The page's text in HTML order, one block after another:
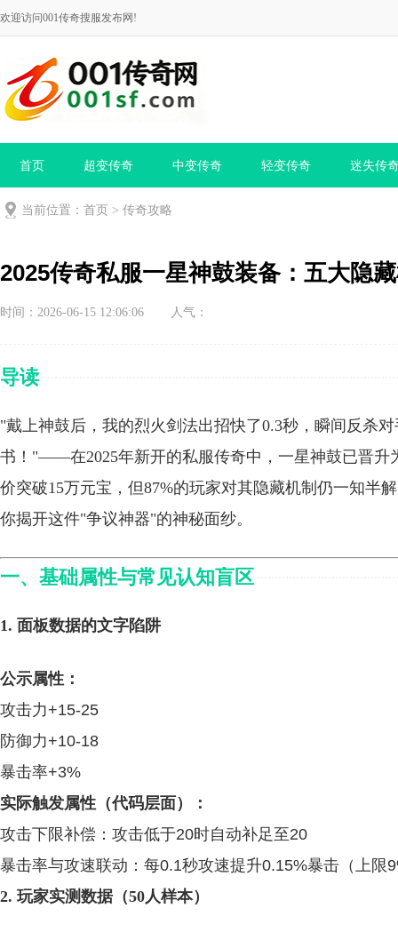
欢迎访问001传奇搜服发布网!
首页 超变传奇 中变传奇 轻变传奇 迷失传
当前位置： 首页 > 传奇攻略
2025传奇私服一星神鼓装备：五大隐
时间：2026-06-15 12:06:06 人气：
导读
"戴上神鼓后，我的烈火剑法出招快了0.3秒，瞬间反杀
书！"——在2025年新开的私服传奇中，一星神鼓已晋升
价突破15万元宝，但87%的玩家对其隐藏机制仍一知半
你揭开这件"争议神器"的神秘面纱。
一、基础属性与常见认知盲区
1. 面板数据的文字陷阱
公示属性：
攻击力+15-25
防御力+10-18
暴击率+3%
实际触发属性（代码层面）：
攻击下限补偿：攻击低于20时自动补足至20
暴击率与攻速联动：每0.1秒攻速提升0.15%暴击（上限
2. 玩家实测数据（50人样本）